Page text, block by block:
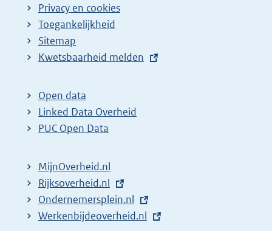
Privacy en cookies
Toegankelijkheid
Sitemap
E
t
e
r
l
i
n
k
Kwetsbaarheid melden
Open data
Linked Data Overheid
PUC Open Data
MijnOverheid.nl
E
x
t
Rijksoverheid.nl
E
x
Ondernemersplein.nl
E
Werkenbijdeoverheid.nl